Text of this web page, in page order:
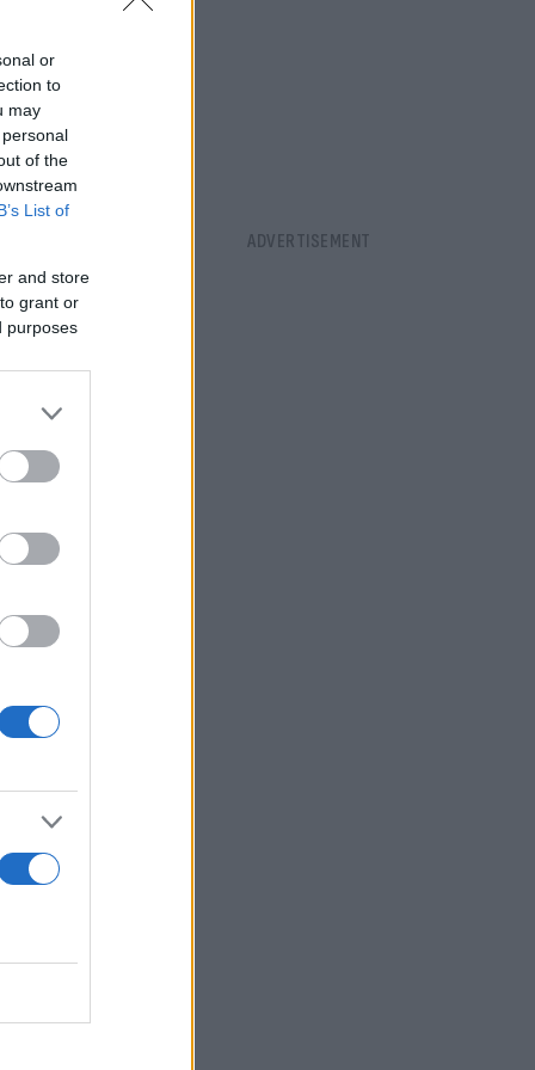
or
to
may
of the
List of
and store
grant or
purposes
Θέλει να
πάει
en River.